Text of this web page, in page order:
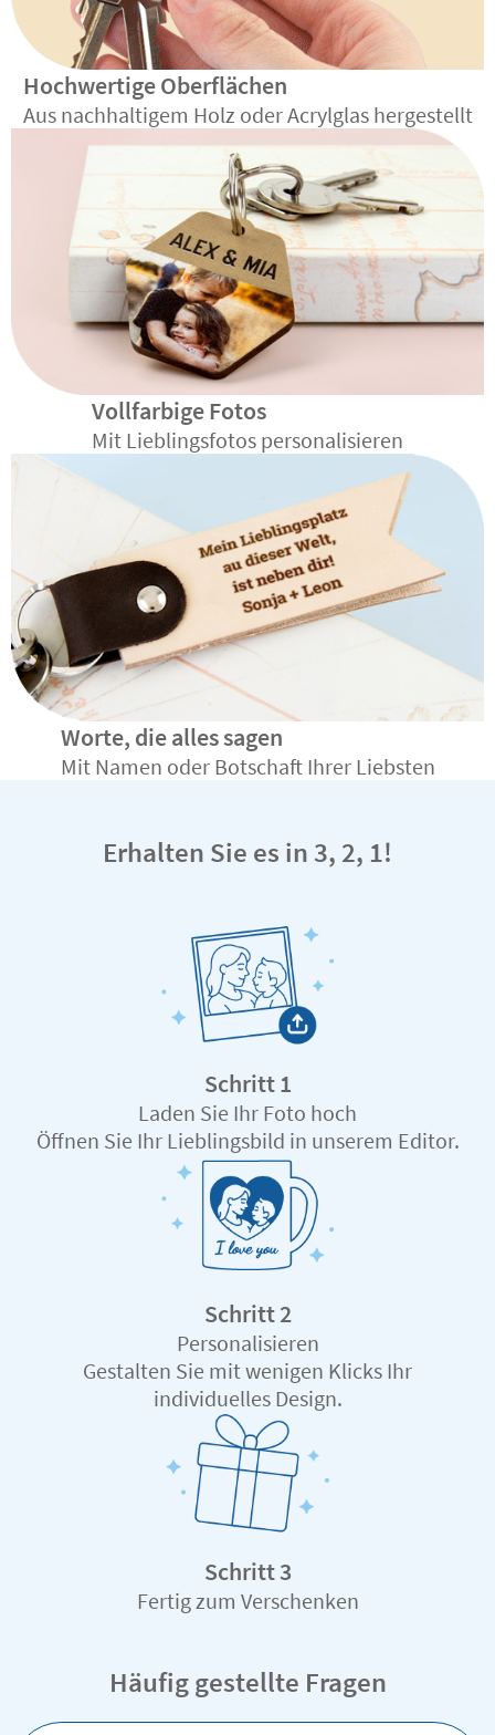
Hochwertige Oberflächen
Aus nachhaltigem Holz oder Acrylglas hergestellt
Vollfarbige Fotos
Mit Lieblingsfotos personalisieren
Worte, die alles sagen
Mit Namen oder Botschaft Ihrer Liebsten
Erhalten Sie es in 3, 2, 1!
Schritt 1
Laden Sie Ihr Foto hoch
Öffnen Sie Ihr Lieblingsbild in unserem Editor.
Schritt 2
Personalisieren
Gestalten Sie mit wenigen Klicks Ihr
individuelles Design.
Schritt 3
Fertig zum Verschenken
Häufig gestellte Fragen